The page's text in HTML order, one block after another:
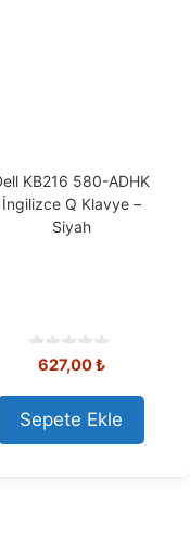
KB216 580-ADHK
İngilizce Q Klavye –
Siyah
u
t
o
627,00₺
Sepete Ekle